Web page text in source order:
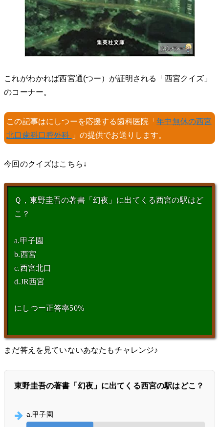
これがわかれば西宮通(つー）が証明される「西宮クイズ」
のコーナー。
この記事はにしつーを応援する歯科医院「年中無休の西宮
北口歯科口腔外科 」の提供でお送りします。
今回のクイズはこちら↓
Ｑ，東野圭吾の著書「幻夜」に出てくる西宮の駅はど
こ？
a.甲子園
b.西宮
c.西宮北口
d.JR西宮
にしつー正答率50%
まだ答えを見ていないあなたもチャレンジ♪
東野圭吾の著書「幻夜」に出てくる西宮の駅はどこ？
a.甲子園